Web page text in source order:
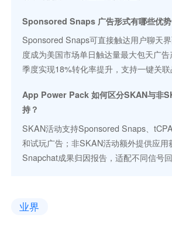
Sponsored Snaps 广告形式有哪些优势
Sponsored Snaps可直接触达用户聊天
度成为美国市场单日触达量最大包天广
季度实现18%转化率提升，支持一键关联
App Power Pack 如何区分SKAN与非
持？
SKAN活动支持Sponsored Snaps、
和试玩广告；非SKAN活动额外提供应用
Snapchat成果归因报告，适配不同信号回
业界